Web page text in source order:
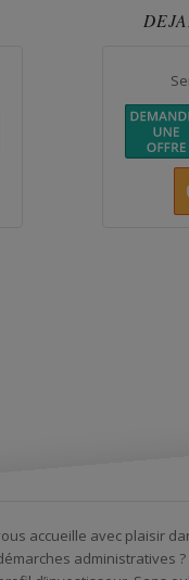
accueille avec plaisir
administratives